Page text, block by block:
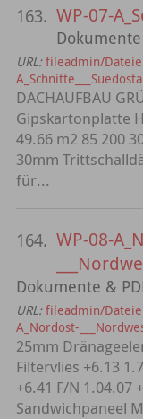
163. WP-07-
Dokumente
URL: fileadmin/
DACHAUFBAU
Gipskartonplatte
49.66 m2 85 200
30mm
für...
164. WP-08-
Dokumente &
URL: fileadmin/
A_Nordost-
25mm
Filtervlies +6.13
+6.41 F/N 1.04.07
Sandwichpaneel